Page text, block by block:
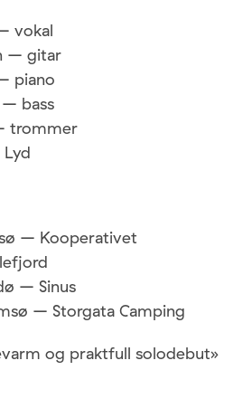
vokal
– gitar
piano
– bass
trommer
– Kooperativet
– Sinus
– Storgata Camping
og praktfull solodebut»